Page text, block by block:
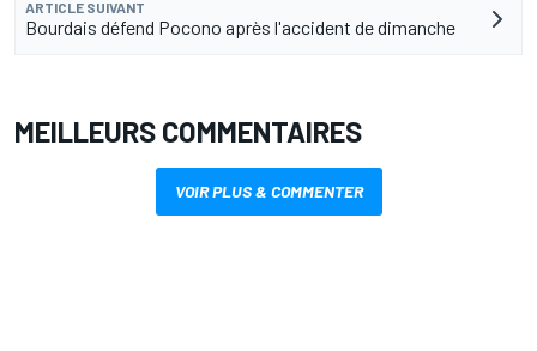
ARTICLE SUIVANT
Bourdais défend Pocono après l'accident de dimanche
MEILLEURS COMMENTAIRES
VOIR PLUS & COMMENTER